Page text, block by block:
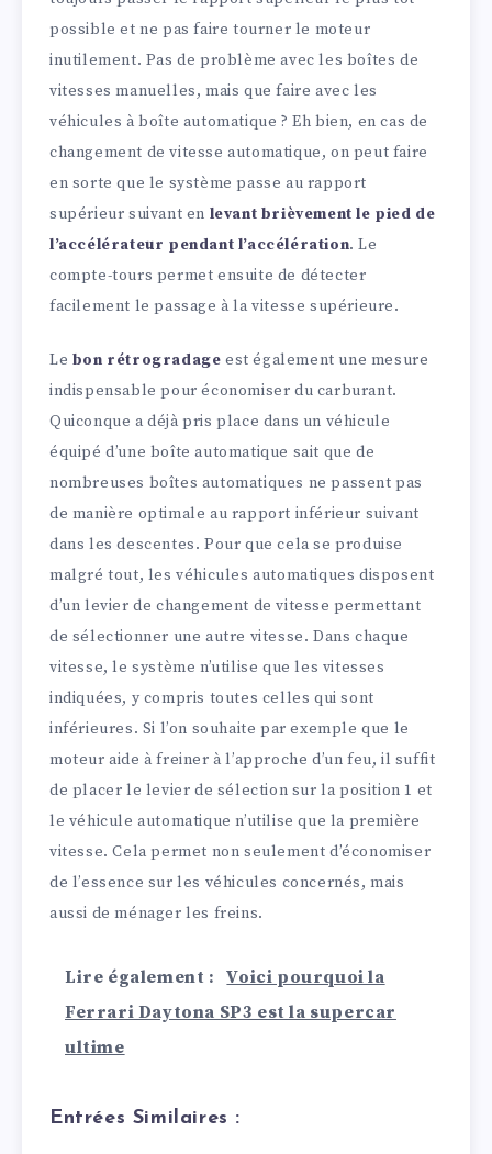
possible et ne pas faire tourner le moteur
inutilement. Pas de problème avec les boîtes de
vitesses manuelles, mais que faire avec les
véhicules à boîte automatique ? Eh bien, en cas de
changement de vitesse automatique, on peut faire
en sorte que le système passe au rapport
supérieur suivant en levant brièvement le pied de
l’accélérateur pendant l’accélération. Le
compte-tours permet ensuite de détecter
facilement le passage à la vitesse supérieure.
Le bon rétrogradage est également une mesure
indispensable pour économiser du carburant.
Quiconque a déjà pris place dans un véhicule
équipé d’une boîte automatique sait que de
nombreuses boîtes automatiques ne passent pas
de manière optimale au rapport inférieur suivant
dans les descentes. Pour que cela se produise
malgré tout, les véhicules automatiques disposent
d’un levier de changement de vitesse permettant
de sélectionner une autre vitesse. Dans chaque
vitesse, le système n’utilise que les vitesses
indiquées, y compris toutes celles qui sont
inférieures. Si l’on souhaite par exemple que le
moteur aide à freiner à l’approche d’un feu, il suffit
de placer le levier de sélection sur la position 1 et
le véhicule automatique n’utilise que la première
vitesse. Cela permet non seulement d’économiser
de l’essence sur les véhicules concernés, mais
aussi de ménager les freins.
Lire également :
Voici pourquoi la
Ferrari Daytona SP3 est la supercar
ultime
Entrées Similaires :